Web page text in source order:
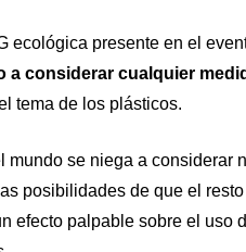
ecológica presente en el
a considerar cualquier
tema de los plásticos.
mundo se niega a considerar
posibilidades de que el resto
efecto palpable sobre el uso